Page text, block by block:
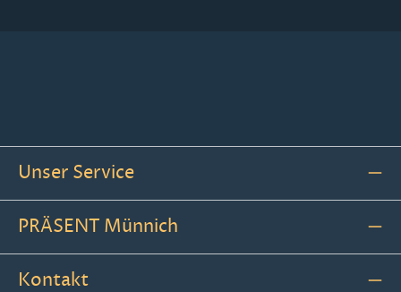
Unser Service
PRÄSENT Münnich
Kontakt